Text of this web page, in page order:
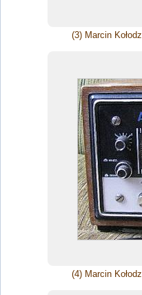
(3) Marcin
(4) Marcin